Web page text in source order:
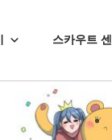
스카우트